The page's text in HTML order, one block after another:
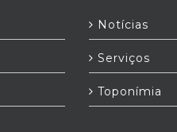
Notícias
Serviços
Toponímia